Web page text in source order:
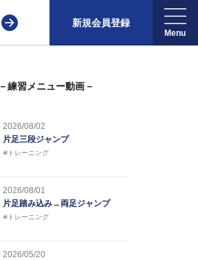
新規会員登録
－練習メニュー動画－
2026/08/02
片足三段ジャンプ
#トレーニング
2026/08/01
片足踏み込み→両足ジャンプ
#トレーニング
2026/05/20